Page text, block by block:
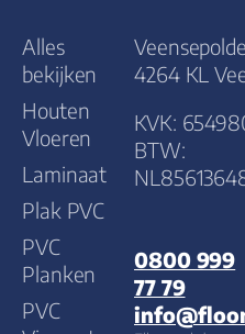
Alles
bekijken
Houten
Vloeren
Laminaat
Plak PVC
PVC
Planken
PVC
4264 KL
KVK:
BTW:
0800 999
77 79